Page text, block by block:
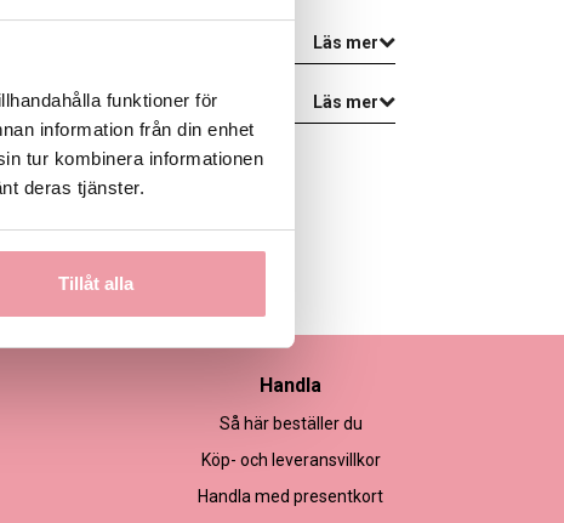
funktioner för
information från din enhet
tur kombinera informationen
deras tjänster.
Tillåt alla
Läs mer
Läs mer
Handla
Så här beställer du
Köp- och leveransvillkor
Handla med presentkort